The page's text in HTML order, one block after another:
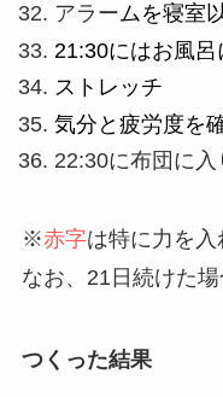
アラームを寝室
21:30にはお風呂
ストレッチ
気分と疲労度を
22:30に布団に
※赤字は特に力を入
なお、21日続けた
つくった結果